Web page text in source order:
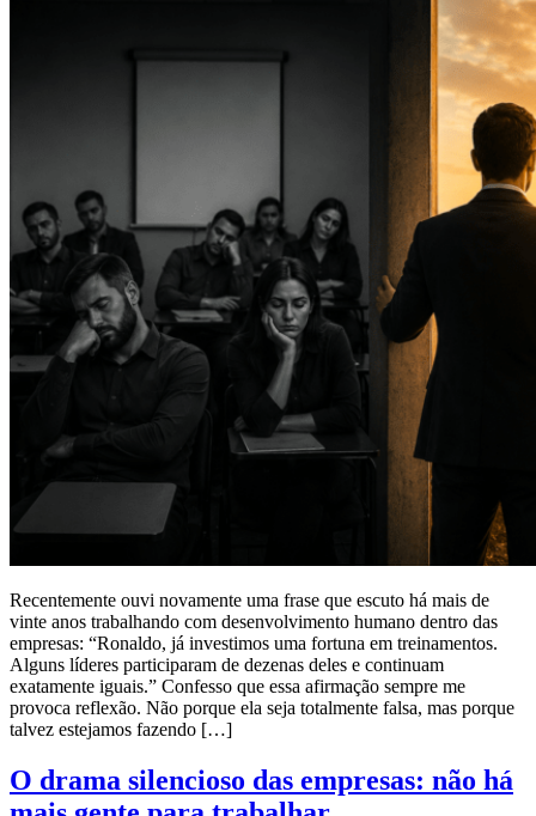
Recentemente ouvi novamente uma frase que escuto há mais de
vinte anos trabalhando com desenvolvimento humano dentro das
empresas: “Ronaldo, já investimos uma fortuna em treinamentos.
Alguns líderes participaram de dezenas deles e continuam
exatamente iguais.” Confesso que essa afirmação sempre me
provoca reflexão. Não porque ela seja totalmente falsa, mas porque
talvez estejamos fazendo […]
O drama silencioso das empresas: não há